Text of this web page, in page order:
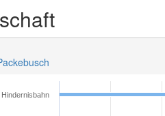
Hindernisbahn